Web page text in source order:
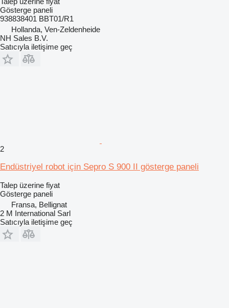
Gösterge paneli
938838401 BBT01/R1
Hollanda, Ven-Zeldenheide
NH Sales B.V.
Satıcıyla iletişime geç
2
Endüstriyel robot için Sepro S 900 II gösterge paneli
Talep üzerine fiyat
Gösterge paneli
Fransa, Bellignat
2 M International Sarl
Satıcıyla iletişime geç